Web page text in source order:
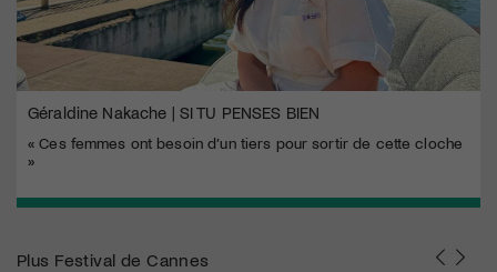
Géraldine Nakache | SI TU PENSES BIEN
« Ces femmes ont besoin d’un tiers pour sortir de cette cloche
»
Plus Festival de Cannes